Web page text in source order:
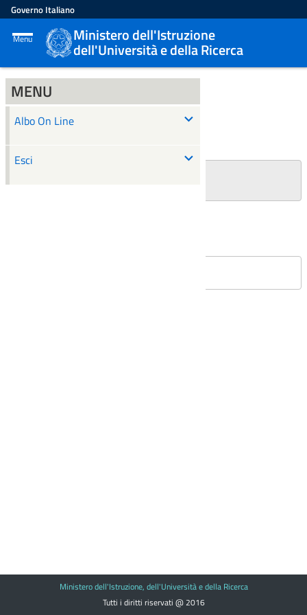
Governo Italiano
Menu Ministero dell'Istruzione
dell'Università e della Ricerca
MENU
Albo On Line
Esci
ALBO ON LINE
Ricerca
Ministero dell'Istruzione, dell'Università e della Ricerca
Tutti i diritti riservati @ 2016